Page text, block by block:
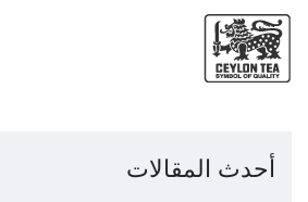
أحدث المقالات